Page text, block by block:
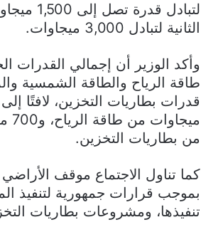
لتبادل
الثانية لتبادل 3,000 ميجاوات.
من بطاريات التخزين.
كما تناول الاجتماع موقف
بموجب قرارات جمهورية لتنفيذ
تنفيذها، ومشروعات بطاريات